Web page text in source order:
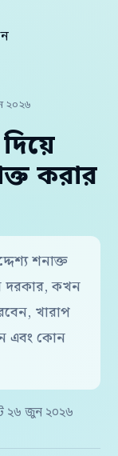
২০২৬
করার
শনাক্ত
দরকার, কখন
খারাপ
এবং কোন
২৬ জুন ২০২৬